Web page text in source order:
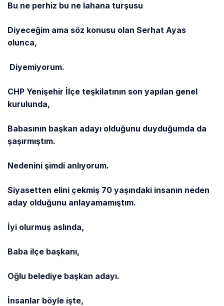
Bu ne perhiz bu ne lahana turşusu
Diyeceğim ama söz konusu olan Serhat Ayas
olunca,
Diyemiyorum.
CHP Yenişehir İlçe teşkilatının son yapılan genel
kurulunda,
Babasının başkan adayı olduğunu duyduğumda da
şaşırmıştım.
Nedenini şimdi anlıyorum.
Siyasetten elini çekmiş 70 yaşındaki insanın neden
aday olduğunu anlayamamıştım.
İyi olurmuş aslında,
Baba ilçe başkanı,
Oğlu belediye başkan adayı.
İnsanlar böyle işte,